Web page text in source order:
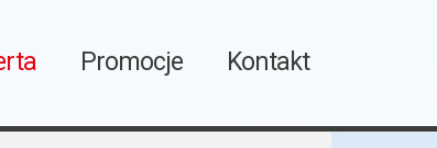
Promocje Kontakt